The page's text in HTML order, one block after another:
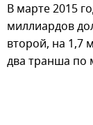
В марте 2015
миллиардов
второй, на 1,7
два транша по